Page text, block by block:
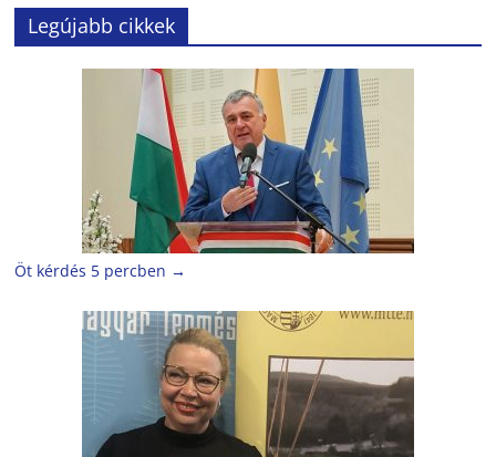
Legújabb cikkek
Öt kérdés 5 percben →